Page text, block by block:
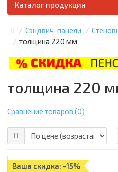
Каталог продукции
Сэндвич-панели
толщина 220 мм
толщина 220
Сравнение товаров (0)
Ваша скидка: -15%